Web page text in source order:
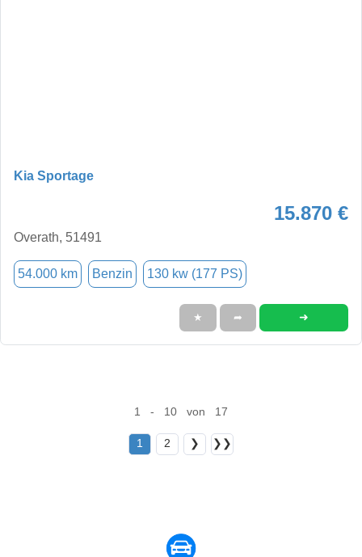
Kia Sportage
15.870 €
Overath, 51491
54.000 km Benzin 130 kw (177 PS)
★ ➦ ➜
1 - 10 von 17
1 2 ❯ ❯❯